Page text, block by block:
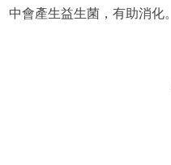
中會產生益生菌，有助消化。